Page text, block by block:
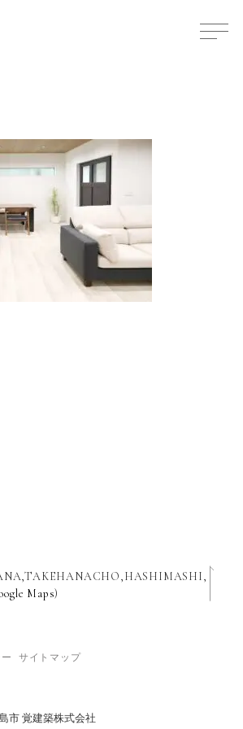
Maps)
サイトマップ
市 覚建築株式会社